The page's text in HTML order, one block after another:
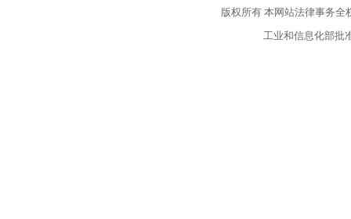
版权所有本网站法律事务全
工业和信息化部批